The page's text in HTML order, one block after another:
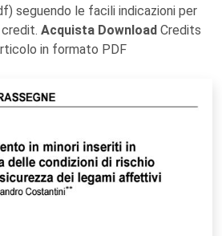
seguendo le facili indicazioni per
Acquista Download Credits
in formato PDF